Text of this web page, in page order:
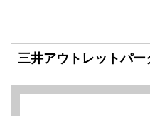
三井アウトレットパ